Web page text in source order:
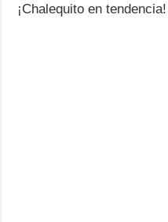
¡Chalequito en tendencia!